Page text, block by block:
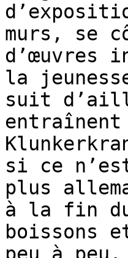
murs, se
d’œuvres
la
suit
si ce
plus
à la fin
boissons